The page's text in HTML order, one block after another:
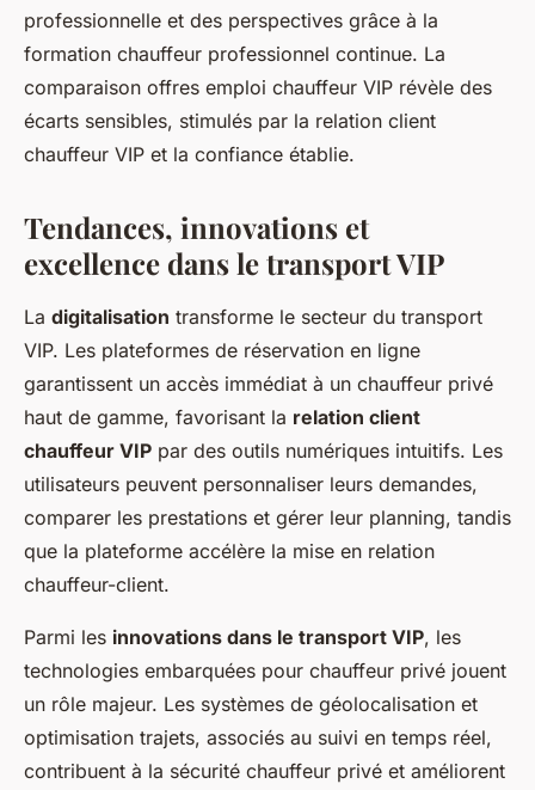
professionnelle et des perspectives grâce à la
formation chauffeur professionnel continue. La
comparaison offres emploi chauffeur VIP révèle des
écarts sensibles, stimulés par la relation client
chauffeur VIP et la confiance établie.
Tendances, innovations et
excellence dans le transport VIP
La digitalisation transforme le secteur du transport
VIP. Les plateformes de réservation en ligne
garantissent un accès immédiat à un chauffeur privé
haut de gamme, favorisant la relation client
chauffeur VIP par des outils numériques intuitifs. Les
utilisateurs peuvent personnaliser leurs demandes,
comparer les prestations et gérer leur planning, tandis
que la plateforme accélère la mise en relation
chauffeur-client.
Parmi les innovations dans le transport VIP, les
technologies embarquées pour chauffeur privé jouent
un rôle majeur. Les systèmes de géolocalisation et
optimisation trajets, associés au suivi en temps réel,
contribuent à la sécurité chauffeur privé et améliorent